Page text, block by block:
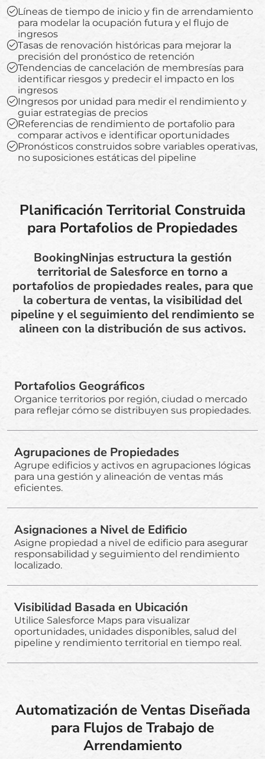
Líneas de tiempo de inicio y fin de arrendamiento
para modelar la ocupación futura y el flujo de
ingresos
Tasas de renovación históricas para mejorar la
precisión del pronóstico de retención
Tendencias de cancelación de membresías para
identificar riesgos y predecir el impacto en los
ingresos
Ingresos por unidad para medir el rendimiento y
guiar estrategias de precios
Referencias de rendimiento de portafolio para
comparar activos e identificar oportunidades
Pronósticos construidos sobre variables operativas,
no suposiciones estáticas del pipeline
Planificación Territorial Construida
para Portafolios de Propiedades
BookingNinjas estructura la gestión
territorial de Salesforce en torno a
portafolios de propiedades reales, para que
la cobertura de ventas, la visibilidad del
pipeline y el seguimiento del rendimiento se
alineen con la distribución de sus activos.
Portafolios Geográficos
Organice territorios por región, ciudad o mercado
para reflejar cómo se distribuyen sus propiedades.
Agrupaciones de Propiedades
Agrupe edificios y activos en agrupaciones lógicas
para una gestión y alineación de ventas más
eficientes.
Asignaciones a Nivel de Edificio
Asigne propiedad a nivel de edificio para asegurar
responsabilidad y seguimiento del rendimiento
localizado.
Visibilidad Basada en Ubicación
Utilice Salesforce Maps para visualizar
oportunidades, unidades disponibles, salud del
pipeline y rendimiento territorial en tiempo real.
Automatización de Ventas Diseñada
para Flujos de Trabajo de
Arrendamiento